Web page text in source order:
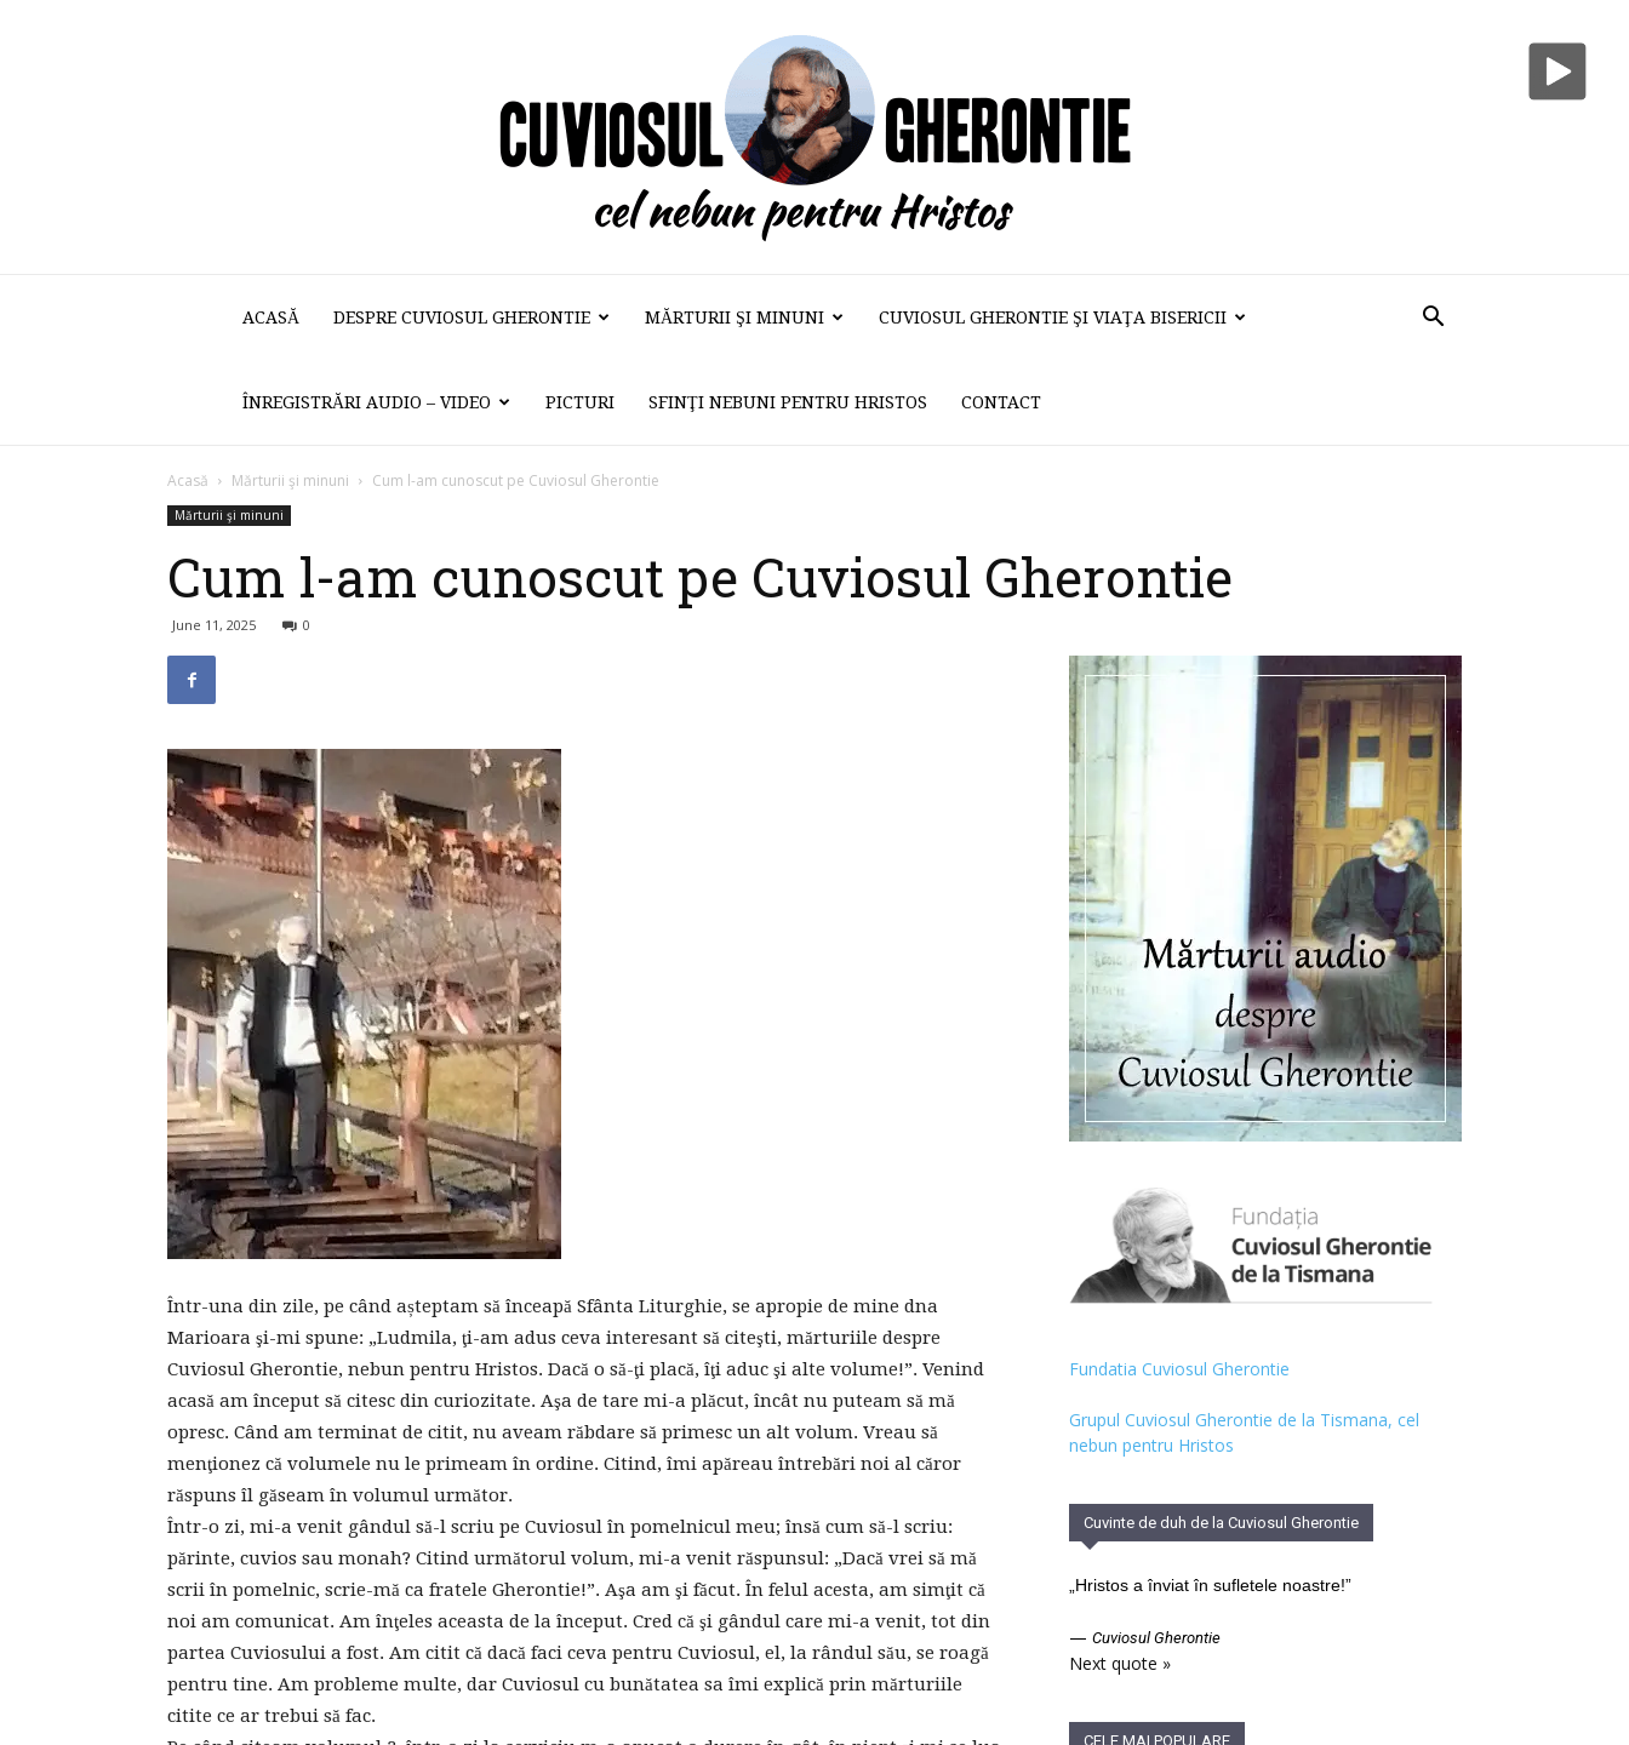
Cuviosul
ACASĂ DESPRE CUVIOSUL GHERONTIE MĂRTURII ŞI MINUNI CUVIOSUL GHERONTIE ŞI VIAŢA BISERICII
ÎNREGISTRĂRI AUDIO – VIDEO PICTURI SFINŢI NEBUNI PENTRU HRISTOS CONTACT
Acasă Mărturii şi minuni Cum l-am cunoscut pe Cuviosul Gherontie
Mărturii şi minuni
Cum l-am cunoscut pe Cuviosul Gherontie
June 11, 2025 0
Într-una din zile, pe când așteptam să înceapă Sfânta Liturghie, se apropie de mine dna
Marioara şi-mi spune: „Ludmila, ţi-am adus ceva interesant să citeşti, mărturiile despre
Cuviosul Gherontie, nebun pentru Hristos. Dacă o să-ţi placă, îţi aduc şi alte volume!”. Venind
acasă am început să citesc din curiozitate. Aşa de tare mi-a plăcut, încât nu puteam să mă
opresc. Când am terminat de citit, nu aveam răbdare să primesc un alt volum. Vreau să
menţionez că volumele nu le primeam în ordine. Citind, îmi apăreau întrebări noi al căror
răspuns îl găseam în volumul următor.
Într-o zi, mi-a venit gândul să-l scriu pe Cuviosul în pomelnicul meu; însă cum să-l scriu:
părinte, cuvios sau monah? Citind următorul volum, mi-a venit răspunsul: „Dacă vrei să mă
scrii în pomelnic, scrie-mă ca fratele Gherontie!”. Aşa am şi făcut. În felul acesta, am simţit că
noi am comunicat. Am înţeles aceasta de la început. Cred că şi gândul care mi-a venit, tot din
partea Cuviosului a fost. Am citit că dacă faci ceva pentru Cuviosul, el, la rândul său, se roagă
pentru tine. Am probleme multe, dar Cuviosul cu bunătatea sa îmi explică prin mărturiile
citite ce ar trebui să fac.
Fundatia Cuviosul Gherontie
Grupul Cuviosul Gherontie de la Tismana, cel
nebun pentru Hristos
Cuvinte de duh de la Cuviosul Gherontie
„Hristos a înviat în sufletele noastre!”
— Cuviosul Gherontie
Next quote »
CELE MAI POPULARE